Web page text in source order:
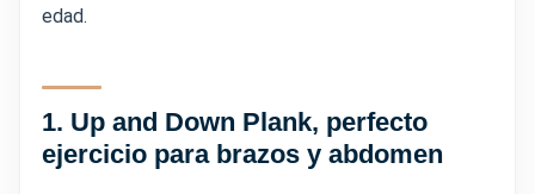
edad.
1. Up and Down Plank, perfecto
ejercicio para brazos y abdomen